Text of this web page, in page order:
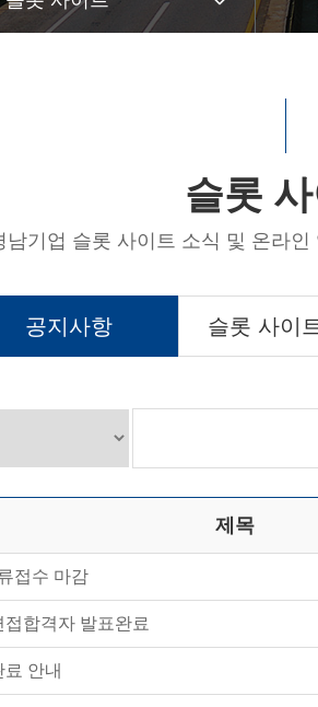
슬롯
남기업 슬롯 사이트 소식 및 온라
공지사항 슬롯 사이
제목
접수 마감
합격자 발표완료
안내